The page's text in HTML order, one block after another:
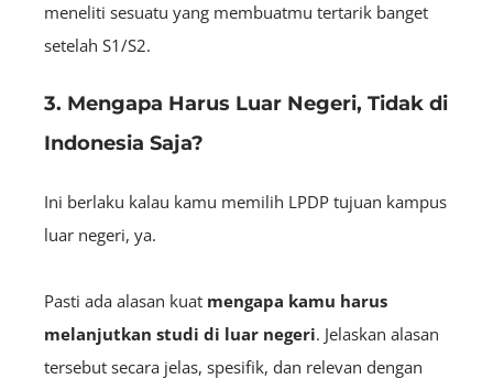
meneliti sesuatu yang membuatmu tertarik banget
setelah S1/S2.
3. Mengapa Harus Luar Negeri, Tidak di
Indonesia Saja?
Ini berlaku kalau kamu memilih LPDP tujuan kampus
luar negeri, ya.
Pasti ada alasan kuat mengapa kamu harus
melanjutkan studi di luar negeri. Jelaskan alasan
tersebut secara jelas, spesifik, dan relevan dengan